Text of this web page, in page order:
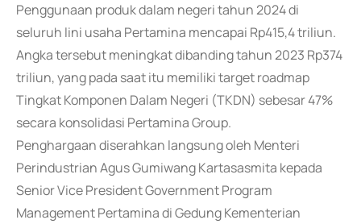
Penggunaan produk dalam negeri tahun 2024 di
seluruh lini usaha Pertamina mencapai Rp415,4 triliun.
Angka tersebut meningkat dibanding tahun 2023 Rp374
triliun, yang pada saat itu memiliki target roadmap
Tingkat Komponen Dalam Negeri (TKDN) sebesar 47%
secara konsolidasi Pertamina Group.
Penghargaan diserahkan langsung oleh Menteri
Perindustrian Agus Gumiwang Kartasasmita kepada
Senior Vice President Government Program
Management Pertamina di Gedung Kementerian